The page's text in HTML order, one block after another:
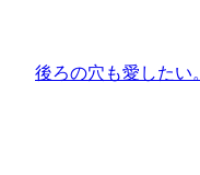
後ろの穴も愛したい。